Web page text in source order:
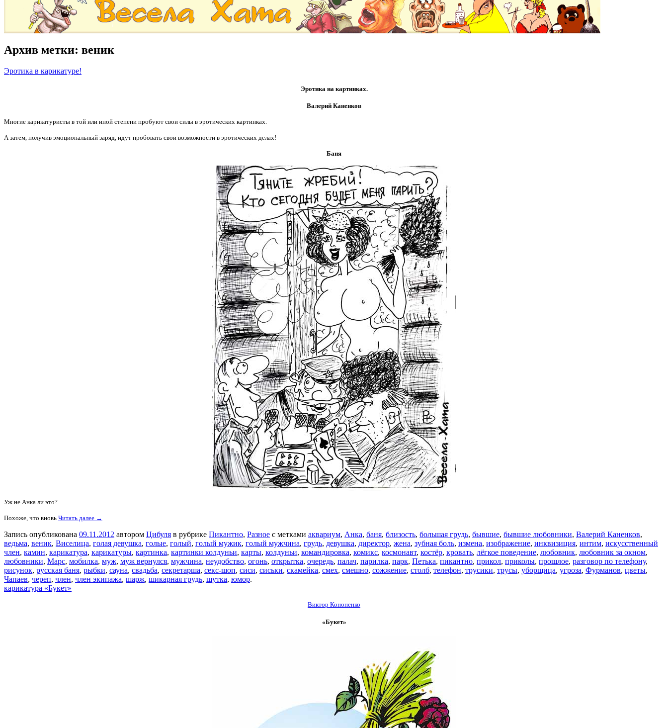
Архив метки: веник
Эротика в карикатуре!
Эротика на картинках.
Валерий Каненков
Многие карикатуристы в той или иной степени пробуют свои силы в эротических картинках.
А затем, получив эмоциональный заряд, идут пробовать свои возможности в эротических делах!
Баня
Уж не Анка ли это?
Похоже, что вновь Читать далее →
Запись опубликована 09.11.2012 автором Цибуля в рубрике Пикантно, Разное с метками аквариум, Анка, баня, близость, большая грудь, бывшие, бывшие любовники, Валерий Каненков,
ведьма, веник, Виселица, голая девушка, голые, голый, голый мужик, голый мужчина, грудь, девушка, директор, жена, зубная боль, измена, изображение, инквизиция, интим, искусственный
член, камин, карикатура, карикатуры, картинка, картинки колдуньи, карты, колдуньи, командировка, комикс, космонавт, костёр, кровать, лёгкое поведение, любовник, любовник за окном,
любовники, Марс, мобилка, муж, муж вернулся, мужчина, неудобство, огонь, открытка, очередь, палач, парилка, парк, Петька, пикантно, прикол, приколы, прошлое, разговор по телефону,
рисунок, русская баня, рыбки, сауна, свадьба, секретарша, секс-шоп, сиси, сиськи, скамейка, смех, смешно, сожжение, столб, телефон, трусики, трусы, уборщица, угроза, Фурманов, цветы,
Чапаев, череп, член, член экипажа, шарж, шикарная грудь, шутка, юмор.
карикатура «Букет»
Виктор Кононенко
«Букет»